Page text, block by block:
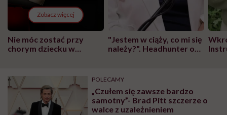
Zobacz więcej
Nie móc zostać przy
chorym dziecku w
może chyba tylko
głupota i brak
wyobraźni"
"Jestem w ciąży, co mi się
należy?". Headhunter o
pracy
POLECAMY
„Czułem się zawsze bardzo
samotny”- Brad Pitt szczerze o
walce z uzależnieniem